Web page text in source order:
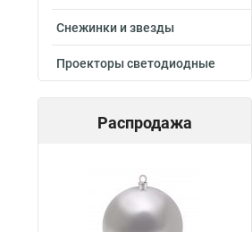
Снежинки и звезды
Проекторы светодиодные
Распродажа